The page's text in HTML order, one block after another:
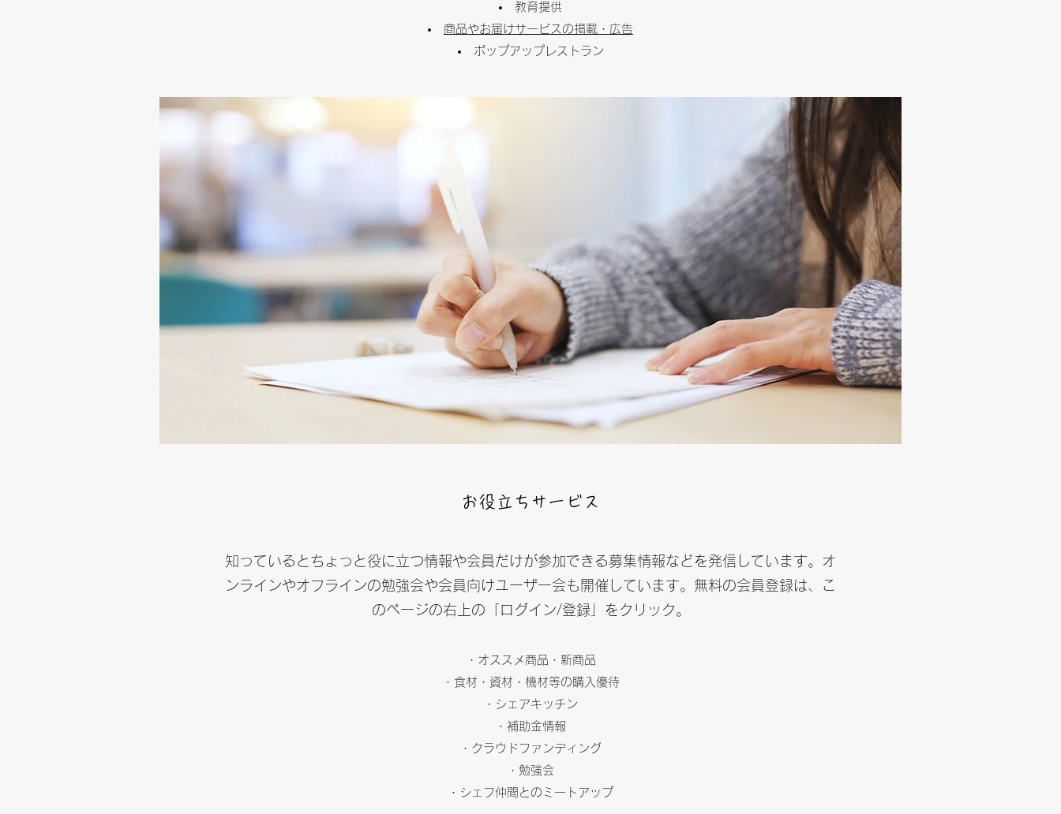
教育提供
商品やお届けサービスの掲載・広告
ポップアップレストラン
お役立ちサービス
​知っているとちょっと役に立つ情報や会員だけが参加できる募集情報などを発信しています。オ
ンラインやオフラインの勉強会や会員向けユーザー会も開催しています。無料の会員登録は、こ
のページの右上の「ログイン/登録」をクリック。
・オススメ商品・新商品
・食材・資材・機材等の購入優待
・シェアキッチン
・補助金情報
・クラウドファンディング
・勉強会
・シェフ仲間とのミートアップ